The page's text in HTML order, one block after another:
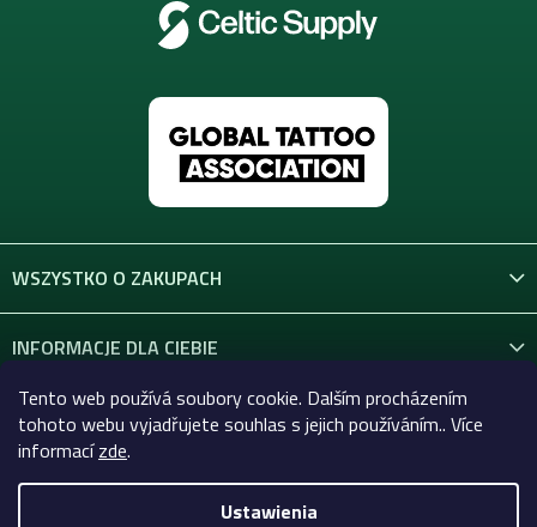
Tento web používá soubory cookie. Dalším procházením
tohoto webu vyjadřujete souhlas s jejich používáním.. Více
informacízde.
Ustawienia
WSZYSTKO O ZAKUPACH
INFORMACJE DLA CIEBIE
KONTAKT